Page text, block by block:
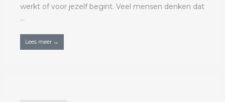
werkt of voor jezelf begint. Veel mensen denken dat
...
Lees meer →